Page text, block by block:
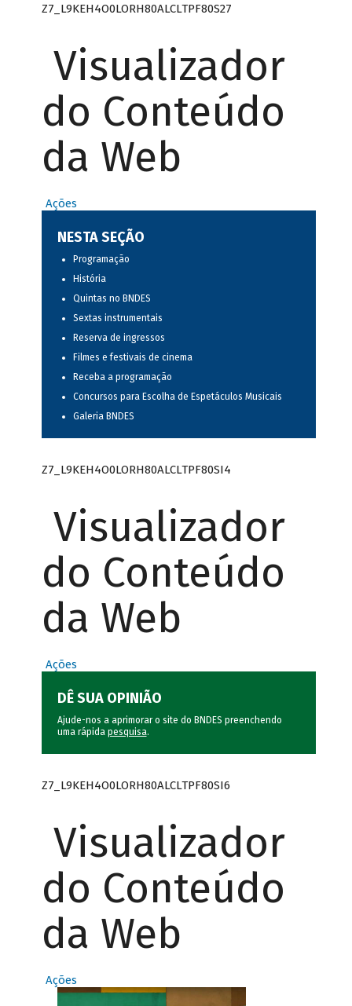
Z7_L9KEH4O0LORH80ALCLTPF80S27
Visualizador
do Conteúdo
da Web
Ações
NESTA SEÇÃO
Programação
História
Quintas no BNDES
Sextas instrumentais
Reserva de ingressos
Filmes e festivais de cinema
Receba a programação
Concursos para Escolha de Espetáculos Musicais
Galeria BNDES
Z7_L9KEH4O0LORH80ALCLTPF80SI4
Visualizador
do Conteúdo
da Web
Ações
DÊ SUA OPINIÃO
Ajude-nos a aprimorar o site do BNDES preenchendo
uma rápida pesquisa.
Z7_L9KEH4O0LORH80ALCLTPF80SI6
Visualizador
do Conteúdo
da Web
Ações